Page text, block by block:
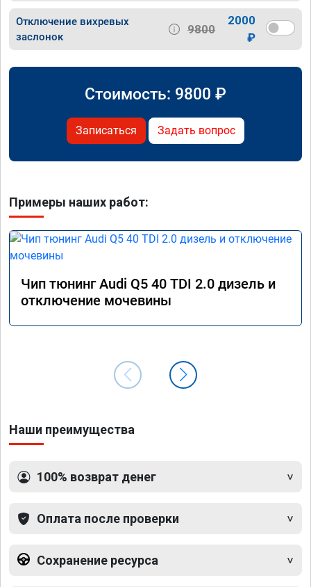
Отключение вихревых
заслонок
9800
2000
₽
Стоимость: 9800 ₽
Записаться Задать вопрос
Примеры наших работ:
Чип тюнинг Audi Q5 40 TDI 2.0 дизель и
отключение мочевины
Наши преимущества
100% возврат денег
Оплата после проверки
Сохранение ресурса